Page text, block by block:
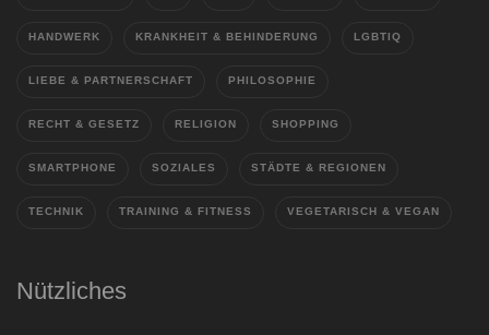
HANDWERK KRANKHEIT & BEHINDERUNG LGBTIQ
LIEBE & PARTNERSCHAFT PHILOSOPHIE
RECHT & GESETZ RELIGION SHOPPING
SMARTPHONE SOZIALES STÄDTE & REGIONEN
TECHNIK TRAINING & FITNESS VEGETARISCH & VEGAN
Nützliches